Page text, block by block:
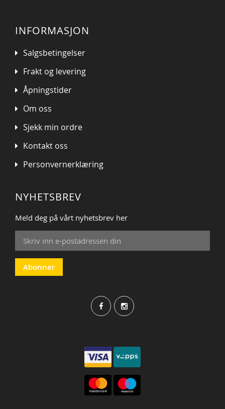
INFORMASJON
Salgsbetingelser
Frakt og levering
Åpningstider
Om oss
Sjekk min ordre
Kontakt oss
Personvernerklæring
NYHETSBREV
Meld deg på vårt nyhetsbrev her
Sign
Up
for
Our
Newsletter:
Abonner